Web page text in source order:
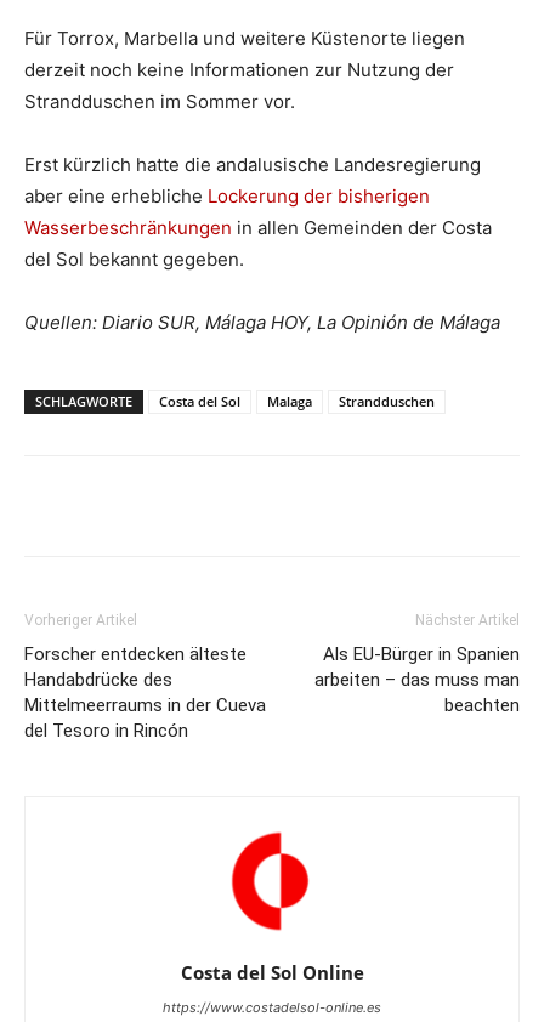
Für Torrox, Marbella und weitere Küstenorte liegen
derzeit noch keine Informationen zur Nutzung der
Strandduschen im Sommer vor.
Erst kürzlich hatte die andalusische Landesregierung
aber eine erhebliche Lockerung der bisherigen
Wasserbeschränkungen in allen Gemeinden der Costa
del Sol bekannt gegeben.
Quellen: Diario SUR, Málaga HOY, La Opinión de Málaga
SCHLAGWORTE Costa del Sol Malaga Strandduschen
Vorheriger Artikel
Forscher entdecken älteste
Handabdrücke des
Mittelmeerraums in der Cueva
del Tesoro in Rincón
Nächster Artikel
Als EU-Bürger in Spanien
arbeiten – das muss man
beachten
Costa del Sol Online
https://www.costadelsol-online.es